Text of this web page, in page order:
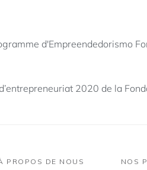
d'Empreendedorismo
2020 de la
PROPOS DE NOUS NOS